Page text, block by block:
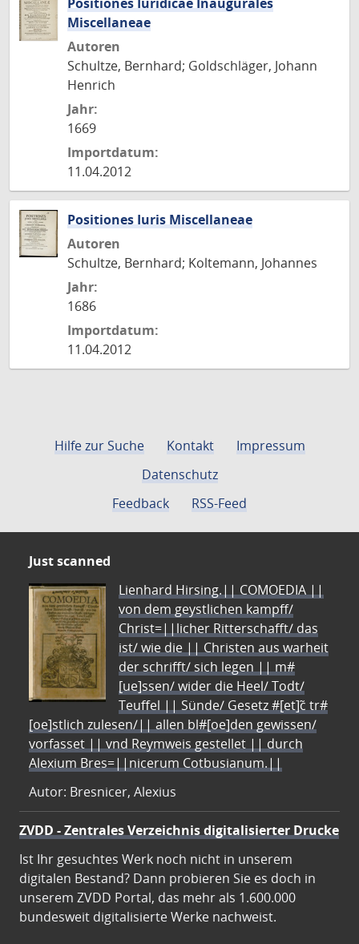
Miscellaneae
Autoren
Schultze, Bernhard; Goldschläger, Johann
Henrich
Jahr:
1669
Importdatum:
11.04.2012
Positiones Iuris Miscellaneae
Autoren
Schultze, Bernhard; Koltemann, Johannes
Jahr:
1686
Importdatum:
11.04.2012
Hilfe zur Suche Kontakt
Impressum
Datenschutz
Feedback
RSS-Feed
Just scanned
Lienhard Hirsing.|| COMOEDIA ||
von dem geystlichen kampff/
Christ=||licher Ritterschafft/ das
ist/ wie die || Christen aus warheit
der schrifft/ sich legen || m#
[ue]ssen/ wider die Heel/ Todt/
Teuffel || Sünde/ Gesetz #[et]c̃ tr#
[oe]stlich zulesen/|| allen bl#[oe]den gewissen/
vorfasset || vnd Reymweis gestellet || durch
Alexium Bres=||nicerum Cotbusianum.||
Autor: Bresnicer, Alexius
ZVDD - Zentrales Verzeichnis digitalisierter Drucke
Ist Ihr gesuchtes Werk noch nicht in unserem
digitalen Bestand? Dann probieren Sie es doch in
unserem ZVDD Portal, das mehr als 1.600.000
bundesweit digitalisierte Werke nachweist.